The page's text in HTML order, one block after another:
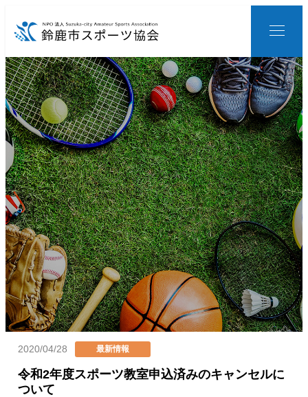
コ
ン
テ
ン
ツ
へ
移
動
令和2年度スポーツ教室申込済みのキャンセルに
ついて
投稿日
2020/04/28 カテゴリー
最新情報